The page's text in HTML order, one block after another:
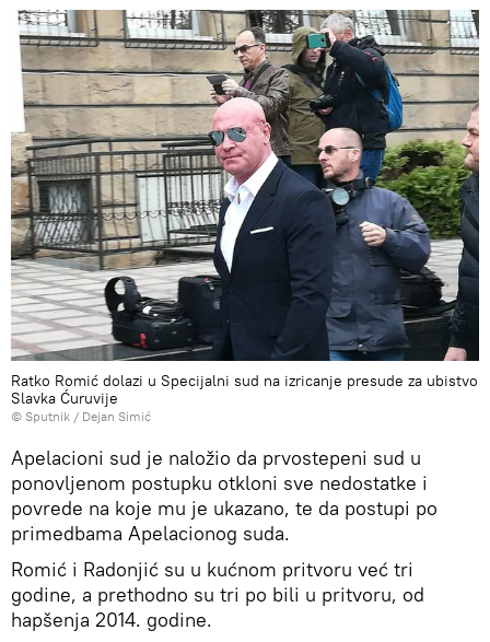
Ratko Romić dolazi u Specijalni sud na izricanje presude za ubistvo
Slavka Ćuruvije
© Sputnik / Dejan Simić
Apelacioni sud je naložio da prvostepeni sud u
ponovljenom postupku otkloni sve nedostatke i
povrede na koje mu je ukazano, te da postupi po
primedbama Apelacionog suda.
Romić i Radonjić su u kućnom pritvoru već tri
godine, a prethodno su tri po bili u pritvoru, od
hapšenja 2014. godine.